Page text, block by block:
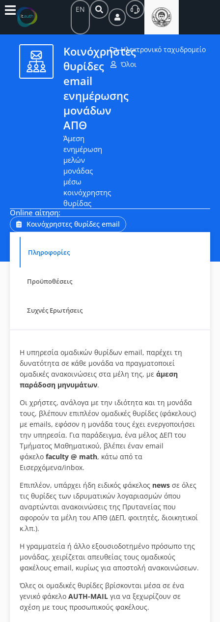
EN
Κοινόχρηστες
θυρίδες
email
ενημέρωσης
μονάδων
ΑΠΘ
Άμεση
ενημέρωση
μελών
μονάδας
μέσω
κοινόχρηστης
θυρίδας
Ηλεκτρονικό ταχυδρομείο
Όλοι
Online αίτηση:
Κοινόχρηστες θυρίδες email
Πληροφορίες
Προϋποθέσεις
Συχνές Ερωτήσεις
Η υπηρεσία ομαδικών θυρίδων email, παρέχει τη
δυνατότητα σε κάθε μονάδα να πραγματοποιεί
ομαδικές ανακοινώσεις στα μέλη της, με άμεση
παράδοση μηνυμάτων.
Οι χρήστες, ανάλογα με την ιδιότητα και τη μονάδα
τους, βλέπουν επιπλέον ομαδικές θυρίδες (φάκελους)
με emails, εφόσον η μονάδα τους έχει ενεργοποιήσει
την υπηρεσία. Για παράδειγμα, ένα μέλος ΔΕΠ του
Τμήματος Μαθηματικού, βλέπει έναν email
φάκελο faculty @ math, κάτω από τα
Eισερχόμενα/inbox.
Επιπλέον, υπάρχει ήδη ειδικός φάκελος news σε όλες
τις θυρίδες των ιδρυματικών λογαριασμών όπου
αναρτώνται ανακοινώσεις της Πρυτανείας που
αφορούν τα μέλη του ΑΠΘ (ΔΕΠ, φοιτητές, διοικητικοί
κ.λπ.).
Η γραμματεία ή άλλο εξουσιοδοτημένο πρόσωπο της
μονάδας, χειρίζεται απευθείας τους ομαδικούς
φακέλους email, κυρίως για αποστολή ανακοινώσεων.
Όλες οι ομαδικές θυρίδες βρίσκονται μέσα σε ένα
γενικό φάκελο AUTH-MAIL για να ξεχωρίζουν σε
σχέση με τους προσωπικούς φακέλους.